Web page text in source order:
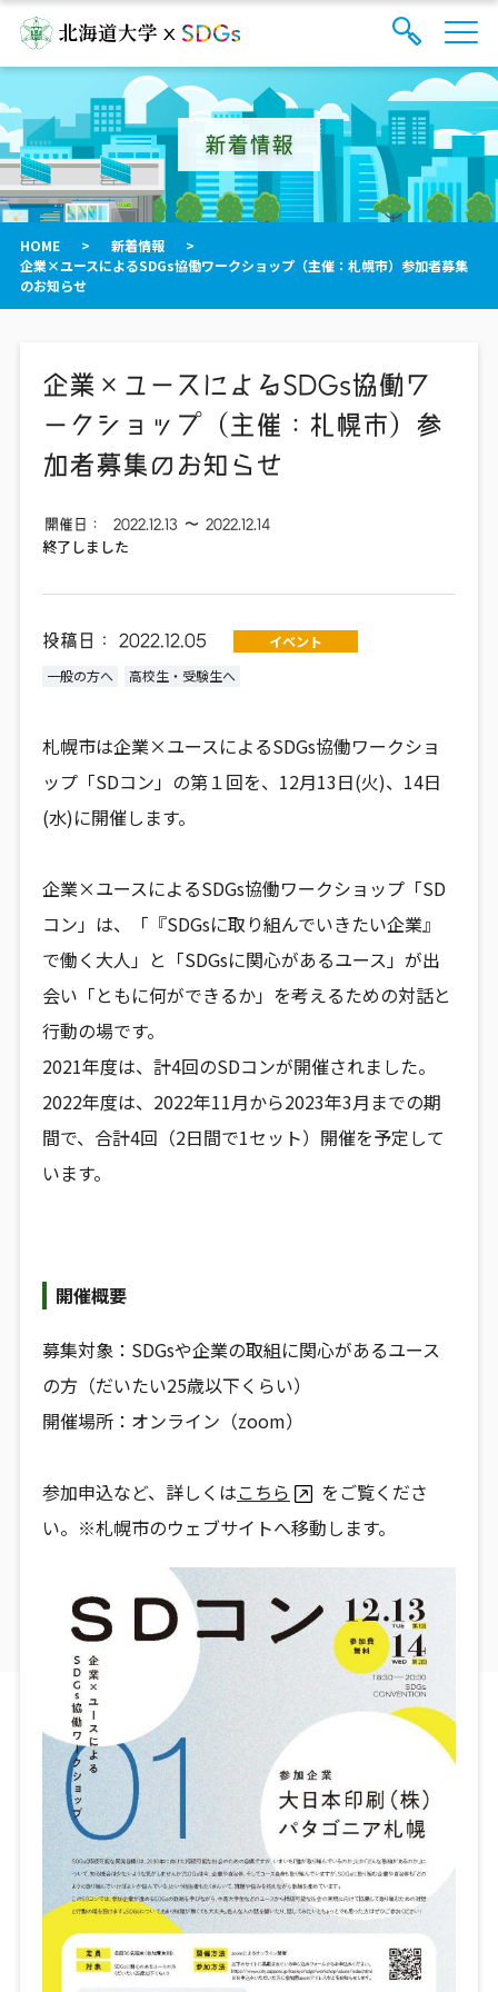
索
フ
ォ
ー
を
開
閉
る
イ
ト
内
メ
ニ
ュ
ー
新着情報
HOME > 新着情報
>
企業×ユースによるSDGs協働ワークショップ（主催：札幌市）参加者募集
のお知らせ
企業×ユースによるSDGs協働ワ
ークショップ（主催：札幌市）参
加者募集のお知らせ
開催日： 2022.12.13 〜 2022.12.14
終了しました
投稿日： 2022.12.05
イベント
一般の方へ
高校生・受験生へ
札幌市は企業×ユースによるSDGs協働ワークショ
ップ「SDコン」の第１回を、12月13日(火)、14日
(水)に開催します。
企業×ユースによるSDGs協働ワークショップ「SD
コン」は、「『SDGsに取り組んでいきたい企業』
で働く大人」と「SDGsに関心があるユース」が出
会い「ともに何ができるか」を考えるための対話と
行動の場です。
2021年度は、計4回のSDコンが開催されました。
2022年度は、2022年11月から2023年3月までの期
間で、合計4回（2日間で1セット）開催を予定して
います。
開催概要
募集対象：SDGsや企業の取組に関心があるユース
の方（だいたい25歳以下くらい）
開催場所：オンライン（zoom）
参加申込など、詳しくはこちら
をご覧くださ
い。※札幌市のウェブサイトへ移動します。